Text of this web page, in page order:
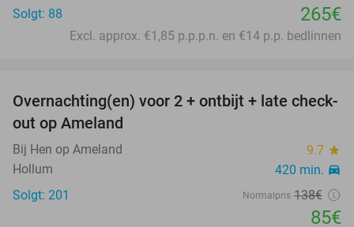
Solgt: 88 265€
Excl. approx. €1,85 p.p.p.n. en €14 p.p. bedlinnen
38%
Overnachting(en) voor 2 + ontbijt + late check-
out op Ameland
Bij Hen op Ameland 9.7 star
Hollum 420 min. directions_car
Solgt: 201 Normalpris 138€
85€